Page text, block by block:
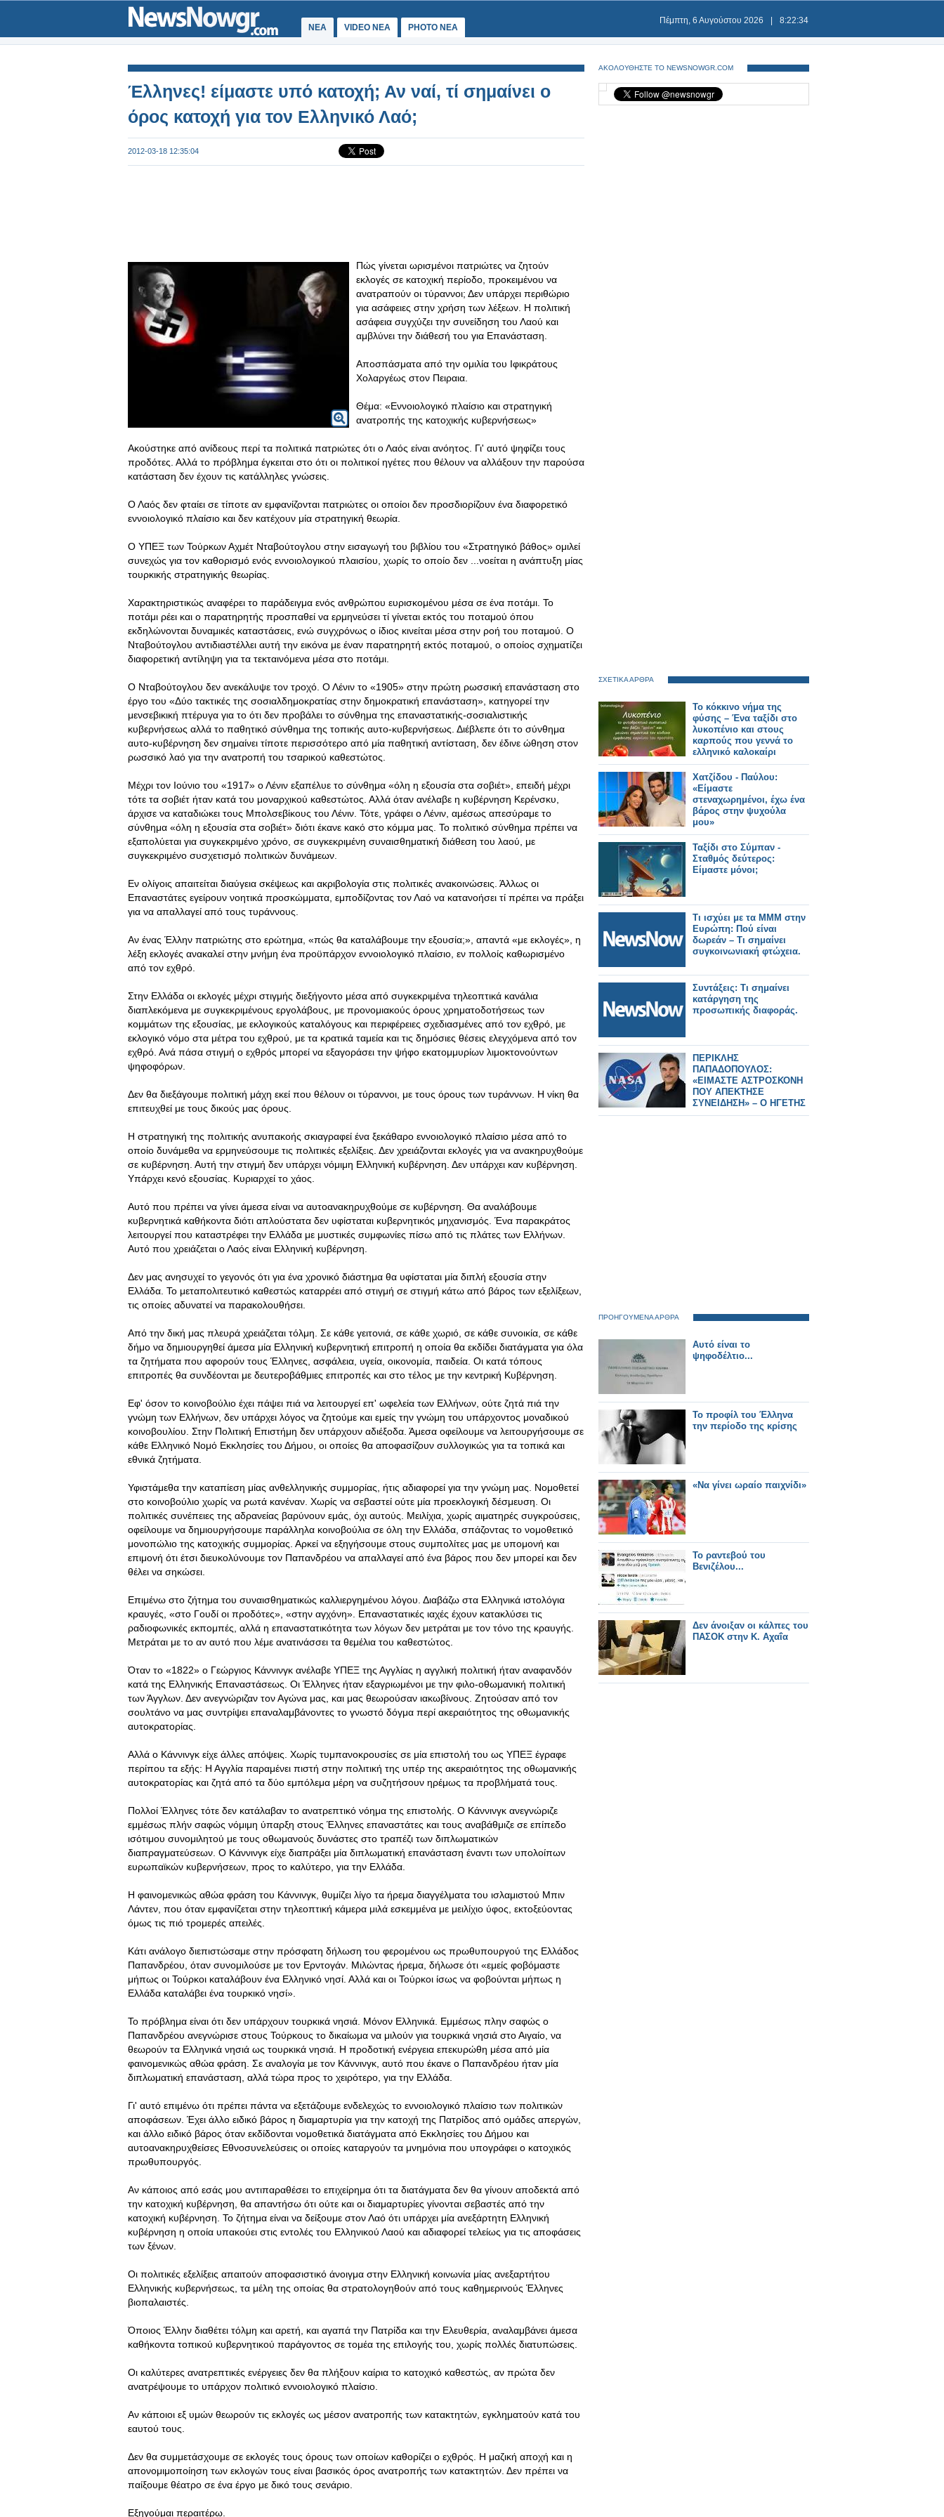
ΝΕΑ VIDEO NEA PHOTO NEA
Πέμπτη, 6 Αυγούστου 2026 8:22:35
Έλληνες! είμαστε υπό κατοχή; Αν ναί, τί σημαίνει ο
όρος κατοχή για τον Ελληνικό Λαό;
2012-03-18 12:35:04
Πώς γίνεται ωρισμένοι πατριώτες να ζητούν
εκλογές σε κατοχική περίοδο, προκειμένου να
ανατραπούν οι τύραννοι; Δεν υπάρχει περιθώριο
για ασάφειες στην χρήση των λέξεων. Η πολιτική
ασάφεια συγχύζει την συνείδηση του Λαού και
αμβλύνει την διάθεσή του για Επανάσταση.
Αποσπάσματα από την ομιλία του Ιφικράτους
Χολαργέως στον Πειραια.
Θέμα: «Εννοιολογικό πλαίσιο και στρατηγική
ανατροπής της κατοχικής κυβερνήσεως»
Ακούστηκε από ανίδεους περί τα πολιτικά πατριώτες ότι ο Λαός είναι ανόητος. Γι' αυτό ψηφίζει τους
προδότες. Αλλά το πρόβλημα έγκειται στο ότι οι πολιτικοί ηγέτες που θέλουν να αλλάξουν την παρούσα
κατάσταση δεν έχουν τις κατάλληλες γνώσεις.
Ο Λαός δεν φταίει σε τίποτε αν εμφανίζονται πατριώτες οι οποίοι δεν προσδιορίζουν ένα διαφορετικό
εννοιολογικό πλαίσιο και δεν κατέχουν μία στρατηγική θεωρία.
Ο ΥΠΕΞ των Τούρκων Αχμέτ Νταβούτογλου στην εισαγωγή του βιβλίου του «Στρατηγικό βάθος» ομιλεί
συνεχώς για τον καθορισμό ενός εννοιολογικού πλαισίου, χωρίς το οποίο δεν ...νοείται η ανάπτυξη μίας
τουρκικής στρατηγικής θεωρίας.
Χαρακτηριστικώς αναφέρει το παράδειγμα ενός ανθρώπου ευρισκομένου μέσα σε ένα ποτάμι. Το
ποτάμι ρέει και ο παρατηρητής προσπαθεί να ερμηνεύσει τί γίνεται εκτός του ποταμού όπου
εκδηλώνονται δυναμικές καταστάσεις, ενώ συγχρόνως ο ίδιος κινείται μέσα στην ροή του ποταμού. Ο
Νταβούτογλου αντιδιαστέλλει αυτή την εικόνα με έναν παρατηρητή εκτός ποταμού, ο οποίος σχηματίζει
διαφορετική αντίληψη για τα τεκταινόμενα μέσα στο ποτάμι.
Ο Νταβούτογλου δεν ανεκάλυψε τον τροχό. Ο Λένιν το «1905» στην πρώτη ρωσσική επανάσταση στο
έργο του «Δύο τακτικές της σοσιαλδημοκρατίας στην δημοκρατική επανάσταση», κατηγορεί την
μενσεβικική πτέρυγα για το ότι δεν προβάλει το σύνθημα της επαναστατικής-σοσιαλιστικής
κυβερνήσεως αλλά το παθητικό σύνθημα της τοπικής αυτο-κυβερνήσεως. Διέβλεπε ότι το σύνθημα
αυτο-κυβέρνηση δεν σημαίνει τίποτε περισσότερο από μία παθητική αντίσταση, δεν έδινε ώθηση στον
ρωσσικό λαό για την ανατροπή του τσαρικού καθεστώτος.
Μέχρι τον Ιούνιο του «1917» ο Λένιν εξαπέλυε το σύνθημα «όλη η εξουσία στα σοβιέτ», επειδή μέχρι
τότε τα σοβιέτ ήταν κατά του μοναρχικού καθεστώτος. Αλλά όταν ανέλαβε η κυβέρνηση Κερένσκυ,
άρχισε να καταδιώκει τους Μπολσεβίκους του Λένιν. Τότε, γράφει ο Λένιν, αμέσως απεσύραμε το
σύνθημα «όλη η εξουσία στα σοβιέτ» διότι έκανε κακό στο κόμμα μας. Το πολιτικό σύνθημα πρέπει να
εξαπολύεται για συγκεκριμένο χρόνο, σε συγκεκριμένη συναισθηματική διάθεση του λαού, με
συγκεκριμένο συσχετισμό πολιτικών δυνάμεων.
Εν ολίγοις απαιτείται διαύγεια σκέψεως και ακριβολογία στις πολιτικές ανακοινώσεις. Άλλως οι
Επαναστάτες εγείρουν νοητικά προσκώμματα, εμποδίζοντας τον Λαό να κατανοήσει τί πρέπει να πράξει
για να απαλλαγεί από τους τυράννους.
Αν ένας Έλλην πατριώτης στο ερώτημα, «πώς θα καταλάβουμε την εξουσία;», απαντά «με εκλογές», η
λέξη εκλογές ανακαλεί στην μνήμη ένα προϋπάρχον εννοιολογικό πλαίσιο, εν πολλοίς καθωρισμένο
από τον εχθρό.
Στην Ελλάδα οι εκλογές μέχρι στιγμής διεξήγοντο μέσα από συγκεκριμένα τηλεοπτικά κανάλια
διαπλεκόμενα με συγκεκριμένους εργολάβους, με προνομιακούς όρους χρηματοδοτήσεως των
κομμάτων της εξουσίας, με εκλογικούς καταλόγους και περιφέρειες σχεδιασμένες από τον εχθρό, με
εκλογικό νόμο στα μέτρα του εχθρού, με τα κρατικά ταμεία και τις δημόσιες θέσεις ελεγχόμενα από τον
εχθρό. Ανά πάσα στιγμή ο εχθρός μπορεί να εξαγοράσει την ψήφο εκατομμυρίων λιμοκτονούντων
ψηφοφόρων.
Δεν θα διεξάγουμε πολιτική μάχη εκεί που θέλουν οι τύραννοι, με τους όρους των τυράννων. Η νίκη θα
επιτευχθεί με τους δικούς μας όρους.
Η στρατηγική της πολιτικής ανυπακοής σκιαγραφεί ένα ξεκάθαρο εννοιολογικό πλαίσιο μέσα από το
οποίο δυνάμεθα να ερμηνεύσουμε τις πολιτικές εξελίξεις. Δεν χρειάζονται εκλογές για να ανακηρυχθούμε
σε κυβέρνηση. Αυτή την στιγμή δεν υπάρχει νόμιμη Ελληνική κυβέρνηση. Δεν υπάρχει καν κυβέρνηση.
Υπάρχει κενό εξουσίας. Κυριαρχεί το χάος.
Αυτό που πρέπει να γίνει άμεσα είναι να αυτοανακηρυχθούμε σε κυβέρνηση. Θα αναλάβουμε
κυβερνητικά καθήκοντα διότι απλούστατα δεν υφίσταται κυβερνητικός μηχανισμός. Ένα παρακράτος
λειτουργεί που καταστρέφει την Ελλάδα με μυστικές συμφωνίες πίσω από τις πλάτες των Ελλήνων.
Αυτό που χρειάζεται ο Λαός είναι Ελληνική κυβέρνηση.
Δεν μας ανησυχεί το γεγονός ότι για ένα χρονικό διάστημα θα υφίσταται μία διπλή εξουσία στην
Ελλάδα. Το μεταπολιτευτικό καθεστώς καταρρέει από στιγμή σε στιγμή κάτω από βάρος των εξελίξεων,
τις οποίες αδυνατεί να παρακολουθήσει.
Από την δική μας πλευρά χρειάζεται τόλμη. Σε κάθε γειτονιά, σε κάθε χωριό, σε κάθε συνοικία, σε κάθε
δήμο να δημιουργηθεί άμεσα μία Ελληνική κυβερνητική επιτροπή η οποία θα εκδίδει διατάγματα για όλα
τα ζητήματα που αφορούν τους Έλληνες, ασφάλεια, υγεία, οικονομία, παιδεία. Οι κατά τόπους
επιτροπές θα συνδέονται με δευτεροβάθμιες επιτροπές και στο τέλος με την κεντρική Κυβέρνηση.
Εφ' όσον το κοινοβούλιο έχει πάψει πιά να λειτουργεί επ' ωφελεία των Ελλήνων, ούτε ζητά πιά την
γνώμη των Ελλήνων, δεν υπάρχει λόγος να ζητούμε και εμείς την γνώμη του υπάρχοντος μοναδικού
κοινοβουλίου. Στην Πολιτική Επιστήμη δεν υπάρχουν αδιέξοδα. Άμεσα οφείλουμε να λειτουργήσουμε σε
κάθε Ελληνικό Νομό Εκκλησίες του Δήμου, οι οποίες θα αποφασίζουν συλλογικώς για τα τοπικά και
εθνικά ζητήματα.
Υφιστάμεθα την καταπίεση μίας ανθελληνικής συμμορίας, ήτις αδιαφορεί για την γνώμη μας. Νομοθετεί
στο κοινοβούλιο χωρίς να ρωτά κανέναν. Χωρίς να σεβαστεί ούτε μία προεκλογική δέσμευση. Οι
πολιτικές συνέπειες της αδρανείας βαρύνουν εμάς, όχι αυτούς. Μειλίχια, χωρίς αιματηρές συγκρούσεις,
οφείλουμε να δημιουργήσουμε παράλληλα κοινοβούλια σε όλη την Ελλάδα, σπάζοντας το νομοθετικό
μονοπώλιο της κατοχικής συμμορίας. Αρκεί να εξηγήσουμε στους συμπολίτες μας με υπομονή και
επιμονή ότι έτσι διευκολύνουμε τον Παπανδρέου να απαλλαγεί από ένα βάρος που δεν μπορεί και δεν
θέλει να σηκώσει.
Επιμένω στο ζήτημα του συναισθηματικώς καλλιεργημένου λόγου. Διαβάζω στα Ελληνικά ιστολόγια
κραυγές, «στο Γουδί οι προδότες», «στην αγχόνη». Επαναστατικές ιαχές έχουν κατακλύσει τις
ραδιοφωνικές εκπομπές, αλλά η επαναστατικότητα των λόγων δεν μετράται με τον τόνο της κραυγής.
Μετράται με το αν αυτό που λέμε ανατινάσσει τα θεμέλια του καθεστώτος.
Όταν το «1822» ο Γεώργιος Κάννινγκ ανέλαβε ΥΠΕΞ της Αγγλίας η αγγλική πολιτική ήταν αναφανδόν
κατά της Ελληνικής Επαναστάσεως. Οι Έλληνες ήταν εξαγριωμένοι με την φιλο-οθωμανική πολιτική
των Άγγλων. Δεν ανεγνώριζαν τον Αγώνα μας, και μας θεωρούσαν ιακωβίνους. Ζητούσαν από τον
σουλτάνο να μας συντρίψει επαναλαμβάνοντες το γνωστό δόγμα περί ακεραιότητος της οθωμανικής
αυτοκρατορίας.
Αλλά ο Κάννινγκ είχε άλλες απόψεις. Χωρίς τυμπανοκρουσίες σε μία επιστολή του ως ΥΠΕΞ έγραφε
περίπου τα εξής: Η Αγγλία παραμένει πιστή στην πολιτική της υπέρ της ακεραιότητος της οθωμανικής
αυτοκρατορίας και ζητά από τα δύο εμπόλεμα μέρη να συζητήσουν ηρέμως τα προβλήματά τους.
Πολλοί Έλληνες τότε δεν κατάλαβαν το ανατρεπτικό νόημα της επιστολής. Ο Κάννινγκ ανεγνώριζε
εμμέσως πλήν σαφώς νόμιμη ύπαρξη στους Έλληνες επαναστάτες και τους αναβάθμιζε σε επίπεδο
ισότιμου συνομιλητού με τους οθωμανούς δυνάστες στο τραπέζι των διπλωματικών
διαπραγματεύσεων. Ο Κάννινγκ είχε διαπράξει μία διπλωματική επανάσταση έναντι των υπολοίπων
ευρωπαϊκών κυβερνήσεων, προς το καλύτερο, για την Ελλάδα.
Η φαινομενικώς αθώα φράση του Κάννινγκ, θυμίζει λίγο τα ήρεμα διαγγέλματα του ισλαμιστού Μπιν
Λάντεν, που όταν εμφανίζεται στην τηλεοπτική κάμερα μιλά εσκεμμένα με μειλίχιο ύφος, εκτοξεύοντας
όμως τις πιό τρομερές απειλές.
Κάτι ανάλογο διεπιστώσαμε στην πρόσφατη δήλωση του φερομένου ως πρωθυπουργού της Ελλάδος
Παπανδρέου, όταν συνομιλούσε με τον Ερντογάν. Μιλώντας ήρεμα, δήλωσε ότι «εμείς φοβόμαστε
μήπως οι Τούρκοι καταλάβουν ένα Ελληνικό νησί. Αλλά και οι Τούρκοι ίσως να φοβούνται μήπως η
Ελλάδα καταλάβει ένα τουρκικό νησί».
Το πρόβλημα είναι ότι δεν υπάρχουν τουρκικά νησιά. Μόνον Ελληνικά. Εμμέσως πλην σαφώς ο
Παπανδρέου ανεγνώρισε στους Τούρκους το δικαίωμα να μιλούν για τουρκικά νησιά στο Αιγαίο, να
θεωρούν τα Ελληνικά νησιά ως τουρκικά νησιά. Η προδοτική ενέργεια επεκυρώθη μέσα από μία
φαινομενικώς αθώα φράση. Σε αναλογία με τον Κάννινγκ, αυτό που έκανε ο Παπανδρέου ήταν μία
διπλωματική επανάσταση, αλλά τώρα προς το χειρότερο, για την Ελλάδα.
Γι' αυτό επιμένω ότι πρέπει πάντα να εξετάζουμε ενδελεχώς το εννοιολογικό πλαίσιο των πολιτικών
αποφάσεων. Έχει άλλο ειδικό βάρος η διαμαρτυρία για την κατοχή της Πατρίδος από ομάδες απεργών,
και άλλο ειδικό βάρος όταν εκδίδονται νομοθετικά διατάγματα από Εκκλησίες του Δήμου και
αυτοανακηρυχθείσες Εθνοσυνελεύσεις οι οποίες καταργούν τα μνημόνια που υπογράφει ο κατοχικός
πρωθυπουργός.
Αν κάποιος από εσάς μου αντιπαραθέσει το επιχείρημα ότι τα διατάγματα δεν θα γίνουν αποδεκτά από
την κατοχική κυβέρνηση, θα απαντήσω ότι ούτε και οι διαμαρτυρίες γίνονται σεβαστές από την
κατοχική κυβέρνηση. Το ζήτημα είναι να δείξουμε στον Λαό ότι υπάρχει μία ανεξάρτητη Ελληνική
κυβέρνηση η οποία υπακούει στις εντολές του Ελληνικού Λαού και αδιαφορεί τελείως για τις αποφάσεις
των ξένων.
Οι πολιτικές εξελίξεις απαιτούν αποφασιστικό άνοιγμα στην Ελληνική κοινωνία μίας ανεξαρτήτου
Ελληνικής κυβερνήσεως, τα μέλη της οποίας θα στρατολογηθούν από τους καθημερινούς Έλληνες
βιοπαλαιστές.
Όποιος Έλλην διαθέτει τόλμη και αρετή, και αγαπά την Πατρίδα και την Ελευθερία, αναλαμβάνει άμεσα
καθήκοντα τοπικού κυβερνητικού παράγοντος σε τομέα της επιλογής του, χωρίς πολλές διατυπώσεις.
Οι καλύτερες ανατρεπτικές ενέργειες δεν θα πλήξουν καίρια το κατοχικό καθεστώς, αν πρώτα δεν
ανατρέψουμε το υπάρχον πολιτικό εννοιολογικό πλαίσιο.
Αν κάποιοι εξ υμών θεωρούν τις εκλογές ως μέσον ανατροπής των κατακτητών, εγκληματούν κατά του
εαυτού τους.
Δεν θα συμμετάσχουμε σε εκλογές τους όρους των οποίων καθορίζει ο εχθρός. Η μαζική αποχή και η
απονομιμοποίηση των εκλογών τους είναι βασικός όρος ανατροπής των κατακτητών. Δεν πρέπει να
παίξουμε θέατρο σε ένα έργο με δικό τους σενάριο.
Εξηγούμαι περαιτέρω.
ΑΚΟΛΟΥΘΗΣΤΕ ΤΟ NEWSNOWGR.COM
ΣΧΕΤΙΚΑ ΑΡΘΡΑ
Το κόκκινο νήμα της
φύσης – Ένα ταξίδι στο
λυκοπένιο και στους
καρπούς που γεννά το
ελληνικό καλοκαίρι
Χατζίδου - Παύλου:
«Είμαστε
στεναχωρημένοι, έχω ένα
βάρος στην ψυχούλα
μου»
Ταξίδι στο Σύμπαν -
Σταθμός δεύτερος:
Είμαστε μόνοι;
Τι ισχύει με τα ΜΜΜ στην
Ευρώπη: Πού είναι
δωρεάν – Tι σημαίνει
συγκοινωνιακή φτώχεια.
Συντάξεις: Τι σημαίνει
κατάργηση της
προσωπικής διαφοράς.
ΠΕΡΙΚΛΗΣ
ΠΑΠΑΔΟΠΟΥΛΟΣ:
«ΕΙΜΑΣΤΕ ΑΣΤΡΟΣΚΟΝΗ
ΠΟΥ ΑΠΕΚΤΗΣΕ
ΣΥΝΕΙΔΗΣΗ» – Ο ΗΓΕΤΗΣ
ΤΗΣ NASA ΠΙΣΩ ΑΠΟ ΤΟ
ΠΡΟΗΓΟΥΜΕΝΑ ΑΡΘΡΑ
Αυτό είναι το
ψηφοδέλτιο...
Το προφίλ του Έλληνα
την περίοδο της κρίσης
«Να γίνει ωραίο παιχνίδι»
Το ραντεβού του
Βενιζέλου...
Δεν άνοιξαν οι κάλπες του
ΠΑΣΟΚ στην Κ. Αχαΐα